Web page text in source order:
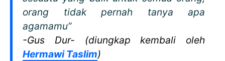
orang tidak pernah tanya apa
agamamu”
-Gus Dur- (diungkap kembali oleh
Hermawi Taslim)